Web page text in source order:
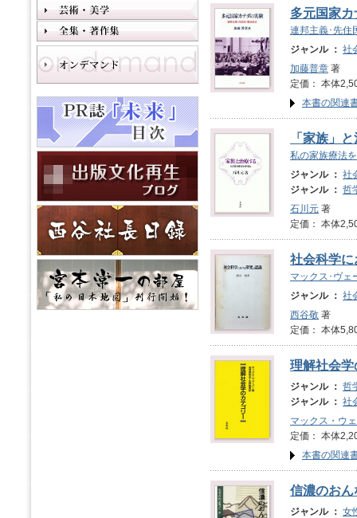
多元国家
連邦主義･先住
ジャンル ： 社
加藤普章 著
定価： 本体
本書の関連
「家族」
私の家族療法
ジャンル ： 社
ジャンル ： 哲
石川元 著
定価： 本体
社会科学
マックス･ヴェ
ジャンル ： 社
西谷敬 著
定価： 本体
理解社会
ジャンル ： 哲
ジャンル ： 社
マックス・ウ
定価： 本体
本書の関連
信濃のおん
ジャンル ： 女